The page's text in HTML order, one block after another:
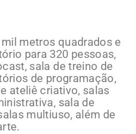
metros quadrados e
para 320 pessoas,
sala de treino de
de programação,
ateliê criativo, salas
sala de
multiuso, além de